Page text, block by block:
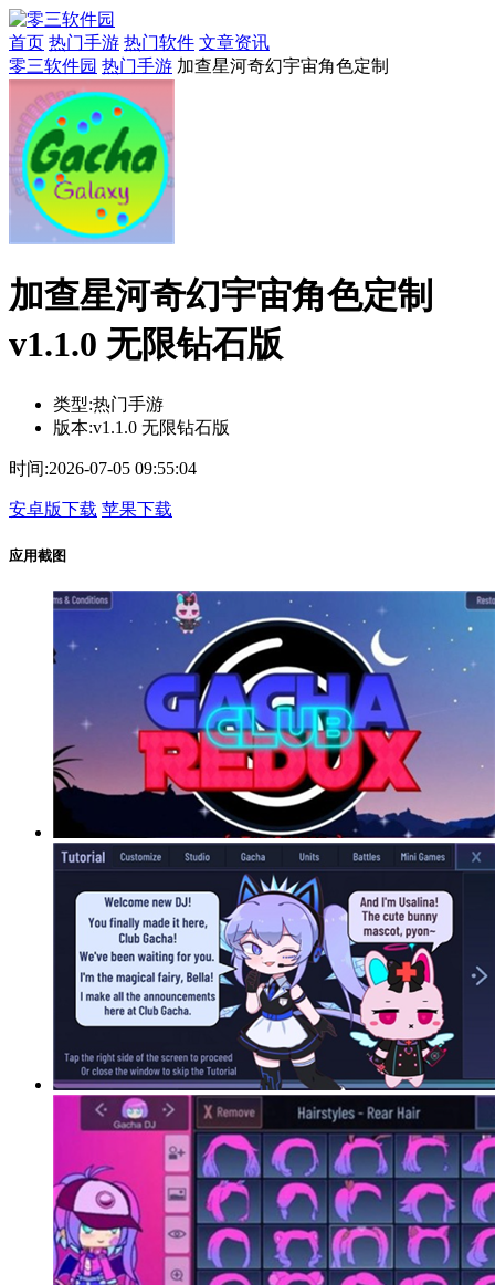
首页 热门手游 热门软件 文章资讯
零三软件园 热门手游 加查星河奇幻宇宙角色定制
加查星河奇幻宇宙角色定制
v1.1.0 无限钻石版
类型:热门手游
版本:v1.1.0 无限钻石版
时间:2026-07-05 09:55:04
安卓版下载 苹果下载
应用截图